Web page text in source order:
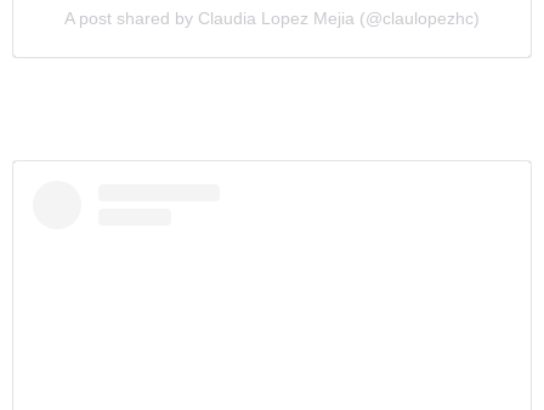
A post shared by Claudia Lopez Mejia (@claulopezhc)